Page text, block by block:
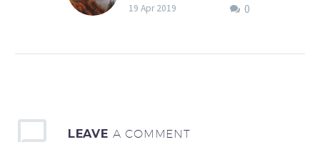
Lorem Ipsum. Proin
Duis sed odio sit amet
0
19 Apr 2019
LEAVE A COMMENT